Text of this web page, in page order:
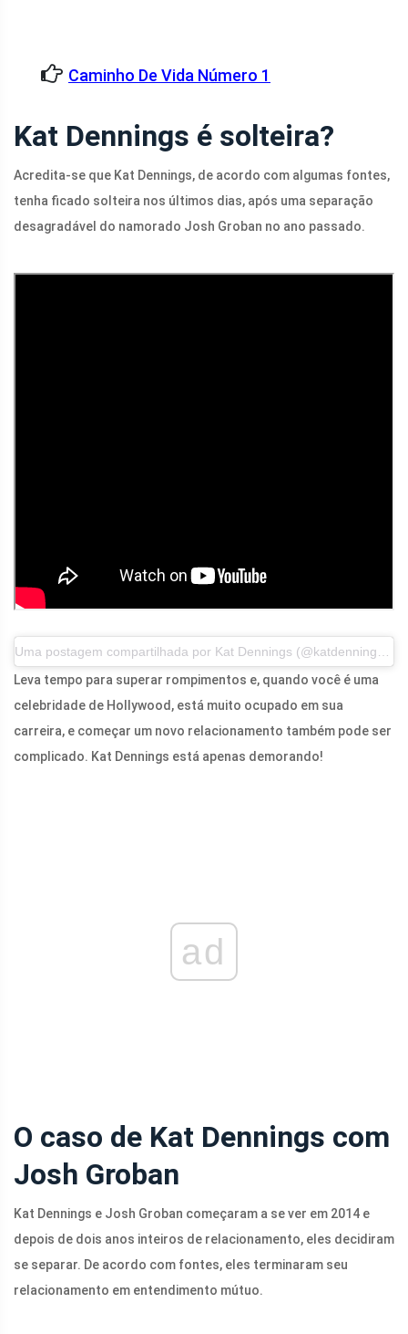
Caminho De Vida Número 1
Kat Dennings é solteira?
Acredita-se que Kat Dennings, de acordo com algumas fontes,
tenha ficado solteira nos últimos dias, após uma separação
desagradável do namorado Josh Groban no ano passado.
Leva tempo para superar rompimentos e, quando você é uma
celebridade de Hollywood, está muito ocupado em sua
carreira, e começar um novo relacionamento também pode ser
complicado. Kat Dennings está apenas demorando!
ad
O caso de Kat Dennings com
Josh Groban
Kat Dennings e Josh Groban começaram a se ver em 2014 e
depois de dois anos inteiros de relacionamento, eles decidiram
se separar. De acordo com fontes, eles terminaram seu
relacionamento em entendimento mútuo.